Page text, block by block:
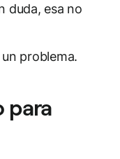
duda, esa no
problema.
para